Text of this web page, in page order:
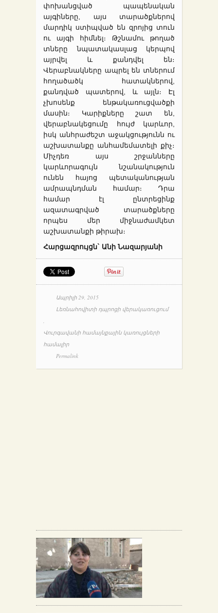
փոխանցված պապենական
այգիները, այս տարածքներով
մարդիկ ստիպված են զրոյից տուն
ու այգի հիմնել։ Թշնամու թողած
տները նպատակասլաց կերպով
այրվել և քանդվել են։
Վերաբնակները ապրել են տներում
հողածածկ հատակներով,
քանդված պատերով, և այլն։ Էլ
չխոսենք ենթակառուցվածքի
մասին։ Կարիքները շատ են,
վերաբնակեցումը հույժ կարևոր,
իսկ անհրաժեշտ աջակցությունն ու
աշխատանքը անհամեմատելի քիչ։
Միչդեռ այս շրջանները
կարևորագույն նշանակություն
ունեն հայոց պետականության
ամրապնդման համար։ Դրա
համար էլ ընտրեցինք
ազատագրված տարածքները
որպես մեր միջնաժամկետ
աշխատանքի թիրախ։
Հարցազրույցն` Անի Նազարյանի
Ապրիլի 29, 2015
Լեռնահովիտի դպրոցի վերակառուցում
Վուրգավանի համայնքային կառույցների
համալիր
Permalink